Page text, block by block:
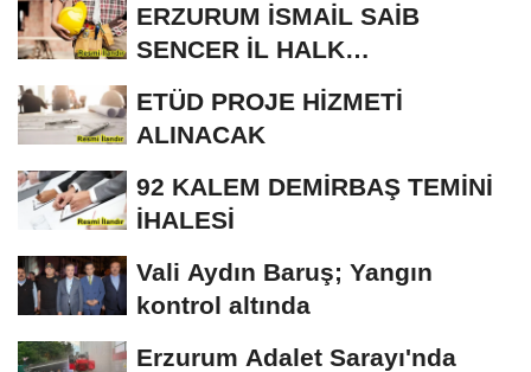
ERZURUM İSMAİL SAİB
SENCER İL HALK
KÜTÜPHANESİ BAKIM VE
ONARIM...
ETÜD PROJE HİZMETİ
ALINACAK
92 KALEM DEMİRBAŞ TEMİNİ
İHALESİ
Vali Aydın Baruş; Yangın
kontrol altında
Erzurum Adalet Sarayı'nda